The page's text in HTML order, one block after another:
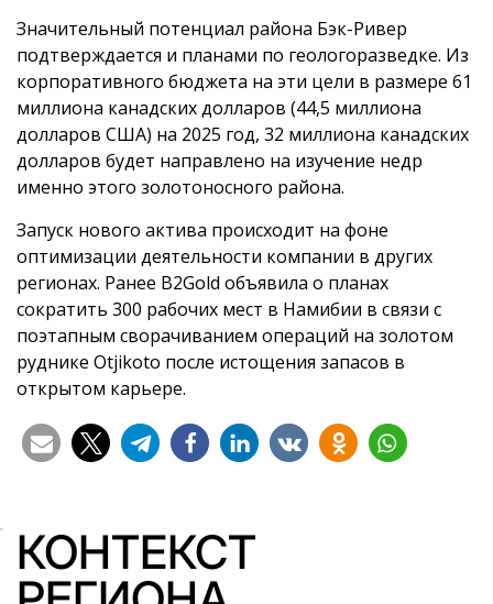
Значительный потенциал района Бэк-Ривер
подтверждается и планами по геологоразведке. Из
корпоративного бюджета на эти цели в размере 61
миллиона канадских долларов (44,5 миллиона
долларов США) на 2025 год, 32 миллиона канадских
долларов будет направлено на изучение недр
именно этого золотоносного района.
Запуск нового актива происходит на фоне
оптимизации деятельности компании в других
регионах. Ранее B2Gold объявила о планах
сократить 300 рабочих мест в Намибии в связи с
поэтапным сворачиванием операций на золотом
руднике Otjikoto после истощения запасов в
открытом карьере.
КОНТЕКСТ